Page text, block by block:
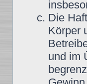
Die
Körper
und im